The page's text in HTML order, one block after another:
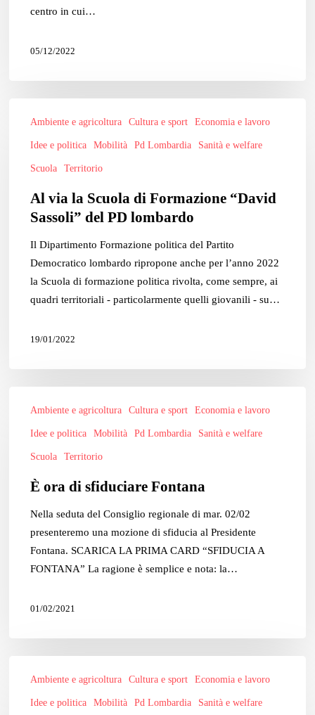
centro in cui…
05/12/2022
Formazione
“David
Ambiente e agricoltura Cultura e sport Economia e lavoro
Idee e politica Mobilità Pd Lombardia Sanità e welfare
Scuola Territorio
Al via la Scuola di Formazione “David
Sassoli” del PD lombardo
Il Dipartimento Formazione politica del Partito
Democratico lombardo ripropone anche per l’anno 2022
la Scuola di formazione politica rivolta, come sempre, ai
quadri territoriali - particolarmente quelli giovanili - su…
19/01/2022
Ambiente e agricoltura Cultura e sport Economia e lavoro
Idee e politica Mobilità Pd Lombardia Sanità e welfare
Scuola Territorio
È ora di sfiduciare Fontana
Nella seduta del Consiglio regionale di mar. 02/02
presenteremo una mozione di sfiducia al Presidente
Fontana. SCARICA LA PRIMA CARD “SFIDUCIA A
FONTANA” La ragione è semplice e nota: la…
01/02/2021
conta
Ambiente e agricoltura Cultura e sport Economia e lavoro
Idee e politica Mobilità Pd Lombardia Sanità e welfare